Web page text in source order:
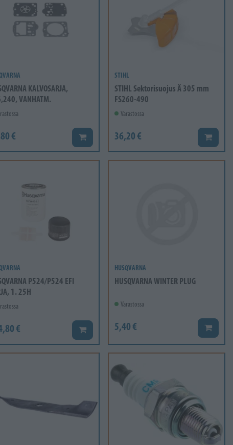
KALVOSARJA,
VANHATM.
€ Lisää koriin
STIHL
STIHL Sektorisuojus Ä 305 mm
FS260-490
Varastossa
36,20 € Lisää
P524/P524 EFI
1. 25H
€ Lisää koriin
HUSQVARNA
HUSQVARNA WINTER PLUG
Varastossa
5,40 € Lisää